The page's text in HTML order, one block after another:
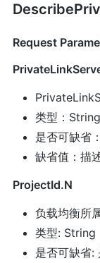
Request
类型：String
是否可缺省
缺省值：描
ProjectId.N
负载均衡所
类型: String
是否可缺省: